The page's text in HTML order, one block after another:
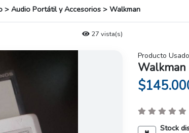
> Audio Portátil y Accesorios > Walkman
27 vista(s)
Producto Usado
Walkman
Stock